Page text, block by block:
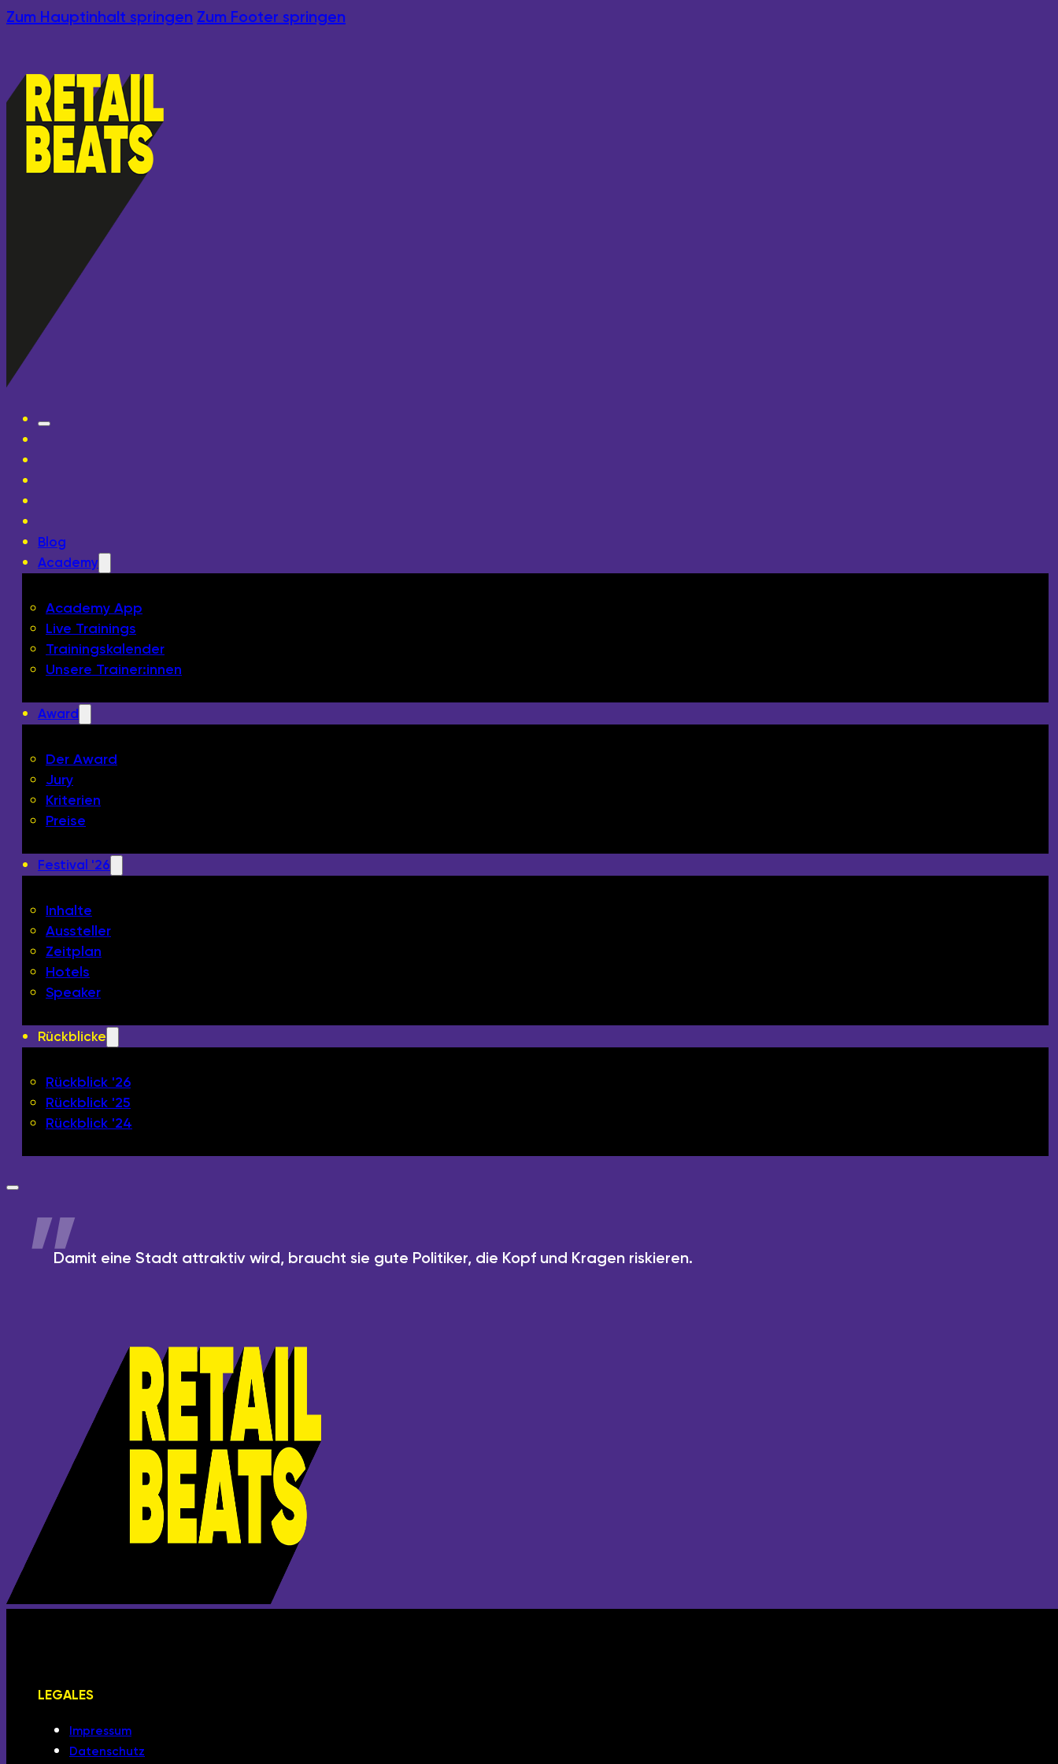
Zum Hauptinhalt springen Zum Footer springen
Blog
Academy
Academy App
Live Trainings
Trainingskalender
Unsere Trainer:innen
Award
Der Award
Jury
Kriterien
Preise
Festival '26
Inhalte
Aussteller
Zeitplan
Hotels
Speaker
Rückblicke
Rückblick '26
Rückblick '25
Rückblick '24
Damit eine Stadt attraktiv wird, braucht sie gute Politiker, die Kopf und Kragen riskieren.
LEGALES
Impressum
Datenschutz